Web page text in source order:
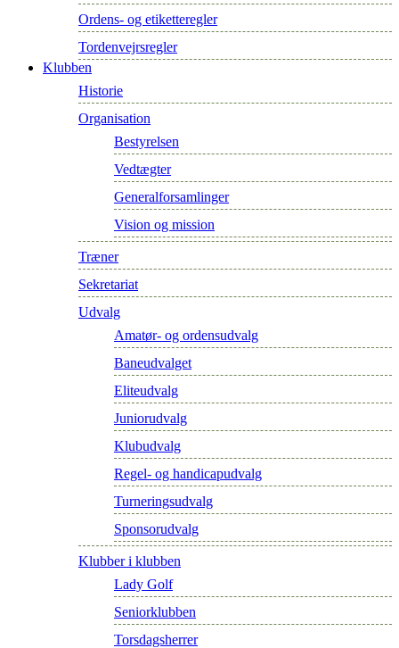
Ordens- og etiketteregler
Tordenvejrsregler
Klubben
Historie
Organisation
Bestyrelsen
Vedtægter
Generalforsamlinger
Vision og mission
Træner
Sekretariat
Udvalg
Amatør- og ordensudvalg
Baneudvalget
Eliteudvalg
Juniorudvalg
Klubudvalg
Regel- og handicapudvalg
Turneringsudvalg
Sponsorudvalg
Klubber i klubben
Lady Golf
Seniorklubben
Torsdagsherrer